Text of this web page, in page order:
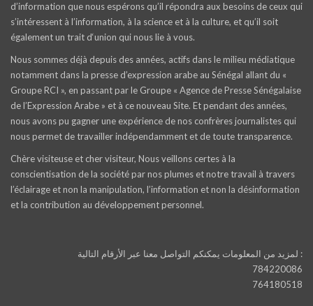
d’information que nous espérons qu’il répondra aux besoins de ceux qui
s’intéressent à l’information, à la science et à la culture, et qu’il soit
également un trait d‘union qui nous lie à vous.
Nous sommes déjà depuis des années, actifs dans le milieu médiatique
notamment dans la presse d’expression arabe au Sénégal allant du «
Groupe RCI », en passant par le Groupe « Agence de Presse Sénégalaise
de l’Expression Arabe » et à ce nouveau Site. Et pendant des années,
nous avons pu gagner une expérience de nos confrères journalistes qui
nous permet de travailler indépendamment et de toute transparence.
Chère visiteuse et cher visiteur, Nous veillons certes à la
conscientisation de la société par nos plumes et notre travail à travers
l’éclairage et non la manipulation, l’information et non la désinformation
et la contribution au développement personnel.
لمزيد من المعلومات يمكنكم التواصل معنا عبر الأرقام التالية :
784220086
764180518